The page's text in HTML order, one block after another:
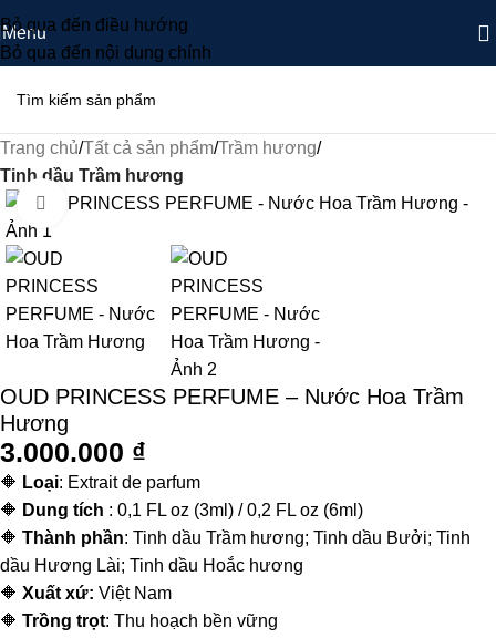
Bỏ qua đến điều hướng
Bỏ qua đến nội dung chính
Menu
Trang chủ Tất cả sản phẩm Trầm hương
Tinh dầu Trầm hương
Nhấp để phóng to
OUD PRINCESS PERFUME – Nước Hoa Trầm
Hương
3.000.000 ₫
🔶 Loại: Extrait de parfum
🔶 Dung tích : 0,1 FL oz (3ml) / 0,2 FL oz (6ml)
🔶 Thành phần: Tinh dầu Trầm hương; Tinh dầu Bưởi; Tinh
dầu Hương Lài; Tinh dầu Hoắc hương
🔶 Xuất xứ: Việt Nam
🔶 Trồng trọt: Thu hoạch bền vững